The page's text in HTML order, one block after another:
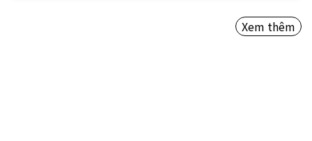
Xem thêm